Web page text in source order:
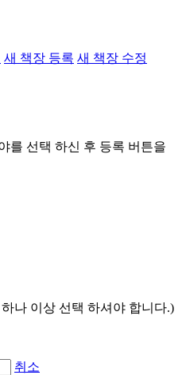
새 책장 등록 새 책장 수정
를 선택 하신 후 등록 버튼을
나 이상 선택 하셔야 합니다.)
취소